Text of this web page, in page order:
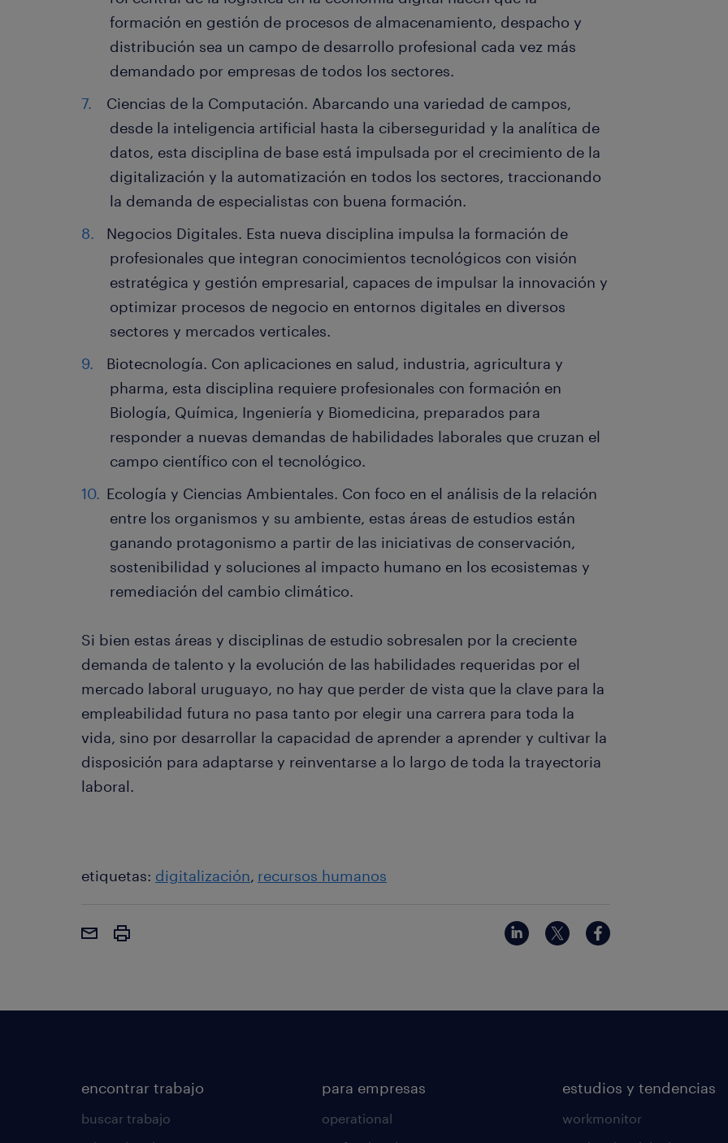
formación en gestión de procesos de almacenamiento, despacho y
distribución sea un campo de desarrollo profesional cada vez más
demandado por empresas de todos los sectores.
Ciencias de la Computación. Abarcando una variedad de campos,
desde la inteligencia artificial hasta la ciberseguridad y la analítica de
datos, esta disciplina de base está impulsada por el crecimiento de la
digitalización y la automatización en todos los sectores, traccionando
la demanda de especialistas con buena formación.
Negocios Digitales. Esta nueva disciplina impulsa la formación de
profesionales que integran conocimientos tecnológicos con visión
estratégica y gestión empresarial, capaces de impulsar la innovación y
optimizar procesos de negocio en entornos digitales en diversos
sectores y mercados verticales.
Biotecnología. Con aplicaciones en salud, industria, agricultura y
pharma, esta disciplina requiere profesionales con formación en
Biología, Química, Ingeniería y Biomedicina, preparados para
responder a nuevas demandas de habilidades laborales que cruzan el
campo científico con el tecnológico.
Ecología y Ciencias Ambientales. Con foco en el análisis de la relación
entre los organismos y su ambiente, estas áreas de estudios están
ganando protagonismo a partir de las iniciativas de conservación,
sostenibilidad y soluciones al impacto humano en los ecosistemas y
remediación del cambio climático.
Si bien estas áreas y disciplinas de estudio sobresalen por la creciente
demanda de talento y la evolución de las habilidades requeridas por el
mercado laboral uruguayo, no hay que perder de vista que la clave para la
empleabilidad futura no pasa tanto por elegir una carrera para toda la
vida, sino por desarrollar la capacidad de aprender a aprender y cultivar la
disposición para adaptarse y reinventarse a lo largo de toda la trayectoria
laboral.
etiquetas: digitalización recursos humanos
encontrar trabajo
buscar trabajo
para empresas
operational
estudios y tendencias
workmonitor